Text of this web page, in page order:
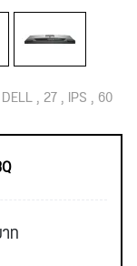
DELL 27 IPS 60
ท